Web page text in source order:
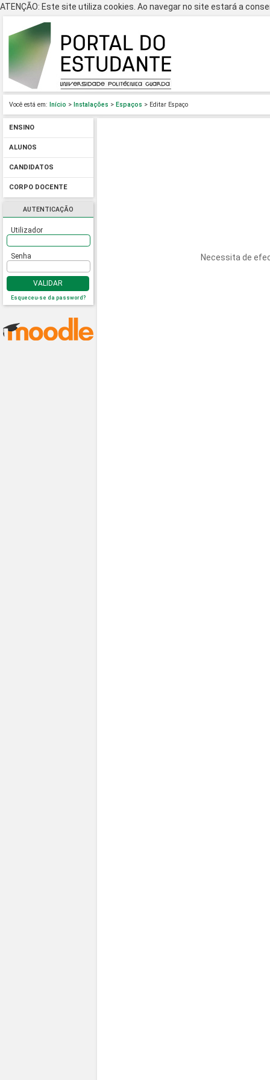
ATENÇÃO: Este site utiliza cookies. Ao navegar no site estará a
Você está em: Início > Instalações > Espaços > Editar Espaço
ENSINO
ALUNOS
CANDIDATOS
CORPO DOCENTE
AUTENTICAÇÃO
Utilizador
Senha
VALIDAR
Esqueceu-se da password?
Necessita de